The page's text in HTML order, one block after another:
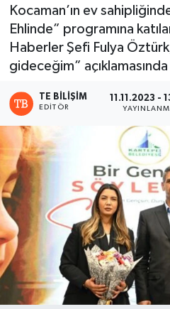
Kocaman’ın ev
Ehlinde” programına
Haberler Şefi Fulya
gideceğim”
TE BILIŞIM
EDITÖR
11.11.2023 -